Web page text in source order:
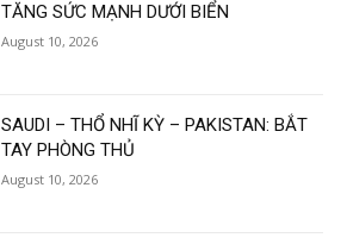
TĂNG SỨC MẠNH DƯỚI BIỂN
August 10, 2026
SAUDI – THỔ NHĨ KỲ – PAKISTAN: BẮT
TAY PHÒNG THỦ
August 10, 2026